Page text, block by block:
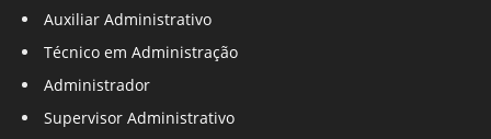
Auxiliar Administrativo
Técnico em Administração
Administrador
Supervisor Administrativo